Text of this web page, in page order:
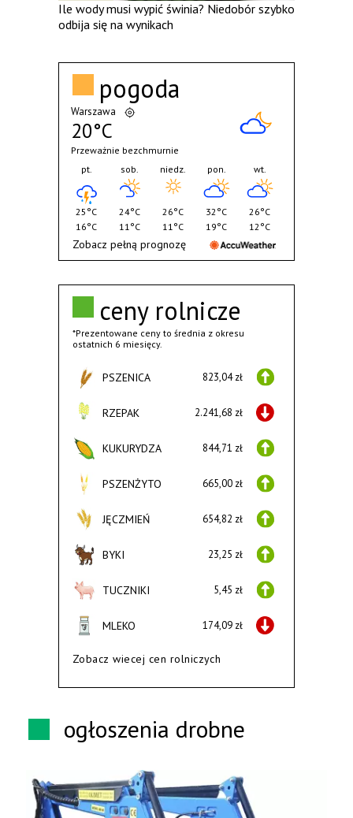
Ile wody musi wypić świnia? Niedobór szybko
odbija się na wynikach
ceny rolnicze
*Prezentowane ceny to średnia z okresu
ostatnich 6 miesięcy.
PSZENICA 823,04 zł
RZEPAK 2.241,68 zł
KUKURYDZA 844,71 zł
PSZENŻYTO 665,00 zł
JĘCZMIEŃ 654,82 zł
BYKI 23,25 zł
TUCZNIKI 5,45 zł
MLEKO 174,09 zł
Zobacz wiecej cen rolniczych
pogoda
Warszawa
20°C
Przeważnie bezchmurnie
pt.
25°C
16°C
sob.
24°C
11°C
niedz.
26°C
11°C
pon.
32°C
19°C
wt.
26°C
12°C
Zobacz pełną prognozę
ogłoszenia drobne